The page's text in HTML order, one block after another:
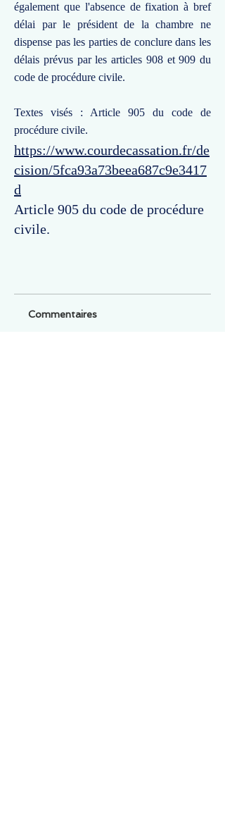
également que l'absence de fixation à bref
délai par le président de la chambre ne
dispense pas les parties de conclure dans les
délais prévus par les articles 908 et 909 du
code de procédure civile.
Textes visés : Article 905 du code de
procédure civile.
https://www.courdecassation.fr/de
cision/5fca93a73beea687c9e3417
d
Article 905 du code de procédure
civile.
Commentaires